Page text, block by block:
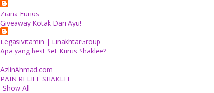
Ziana Eunos
Giveaway Kotak Dari Ayu!
LegasiVitamin | LinakhtarGroup
Apa yang best Set Kurus Shaklee?
AzlinAhmad.com
PAIN RELIEF SHAKLEE
Show All